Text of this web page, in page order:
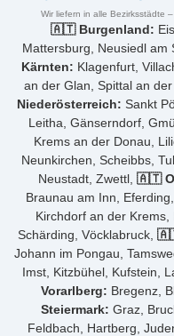
Wir liefern in alle Bezirksstädte
🇦🇹 Burgenland:
Mattersburg, Neusiedl am
Kärnten: Klagenfurt,
an der Glan, Spittal an
Niederösterreich: Sankt
Leitha, Gänserndorf,
Krems an der Donau,
Neunkirchen, Scheibbs,
Neustadt, Zwettl, 🇦🇹
Braunau am Inn,
Kirchdorf an der Krems,
Schärding, Vöcklabruck,
Johann im Pongau,
Imst, Kitzbühel, Kufstein,
Vorarlberg: Bregenz,
Steiermark: Graz,
Feldbach, Hartberg,